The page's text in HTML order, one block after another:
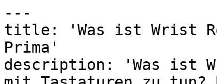
---
title: 'Was ist Wrist
Prima'
description: 'Was ist